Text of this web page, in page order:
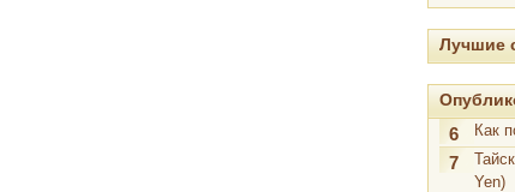
Лучшие
6
Как
7
Yen)